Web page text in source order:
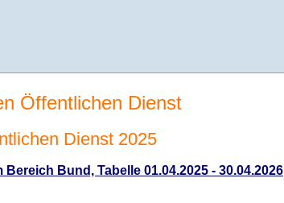
Öffentlichen Dienst
Dienst 2025
Bund, Tabelle 01.04.2025 - 30.04.2026